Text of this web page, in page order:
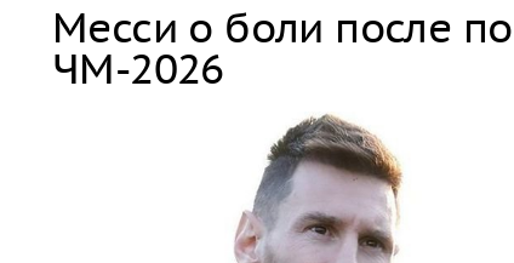
Месси о боли после
ЧМ-2026